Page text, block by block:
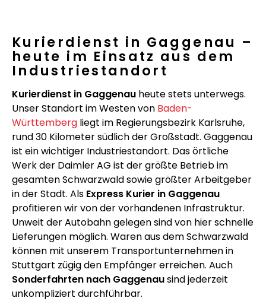
Kurierdienst in Gaggenau –
heute im Einsatz aus dem
Industriestandort
Kurierdienst in Gaggenau heute stets unterwegs.
Unser Standort im Westen von Baden-
Württemberg liegt im Regierungsbezirk Karlsruhe,
rund 30 Kilometer südlich der Großstadt. Gaggenau
ist ein wichtiger Industriestandort. Das örtliche
Werk der Daimler AG ist der größte Betrieb im
gesamten Schwarzwald sowie größter Arbeitgeber
in der Stadt. Als Express Kurier in Gaggenau
profitieren wir von der vorhandenen Infrastruktur.
Unweit der Autobahn gelegen sind von hier schnelle
Lieferungen möglich. Waren aus dem Schwarzwald
können mit unserem Transportunternehmen in
Stuttgart zügig den Empfänger erreichen. Auch
Sonderfahrten nach Gaggenausind jederzeit
unkompliziert durchführbar.